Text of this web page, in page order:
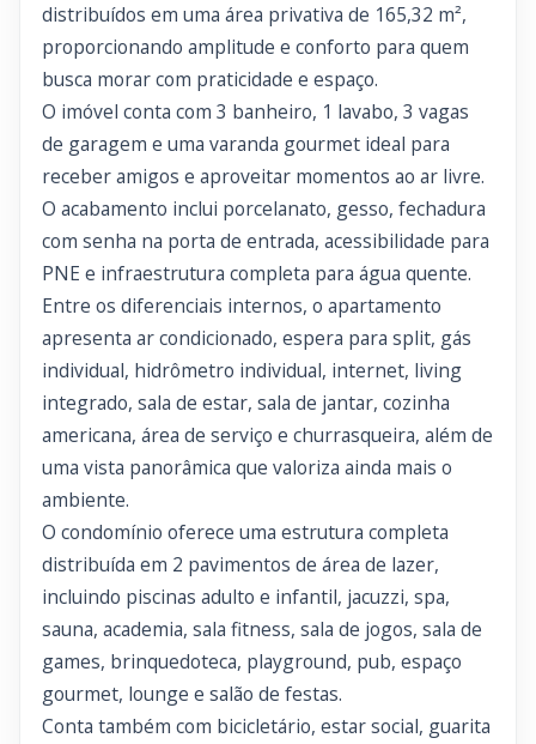
distribuídos em uma área privativa de 165,32 m²,
proporcionando amplitude e conforto para quem
busca morar com praticidade e espaço.
O imóvel conta com 3 banheiro, 1 lavabo, 3 vagas
de garagem e uma varanda gourmet ideal para
receber amigos e aproveitar momentos ao ar livre.
O acabamento inclui porcelanato, gesso, fechadura
com senha na porta de entrada, acessibilidade para
PNE e infraestrutura completa para água quente.
Entre os diferenciais internos, o apartamento
apresenta ar condicionado, espera para split, gás
individual, hidrômetro individual, internet, living
integrado, sala de estar, sala de jantar, cozinha
americana, área de serviço e churrasqueira, além de
uma vista panorâmica que valoriza ainda mais o
ambiente.
O condomínio oferece uma estrutura completa
distribuída em 2 pavimentos de área de lazer,
incluindo piscinas adulto e infantil, jacuzzi, spa,
sauna, academia, sala fitness, sala de jogos, sala de
games, brinquedoteca, playground, pub, espaço
gourmet, lounge e salão de festas.
Conta também com bicicletário, estar social, guarita